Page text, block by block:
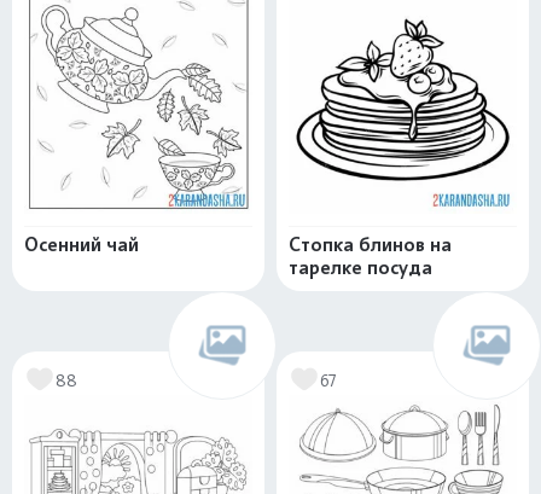
Осенний чай
Стопка блинов на
тарелке посуда
88 67